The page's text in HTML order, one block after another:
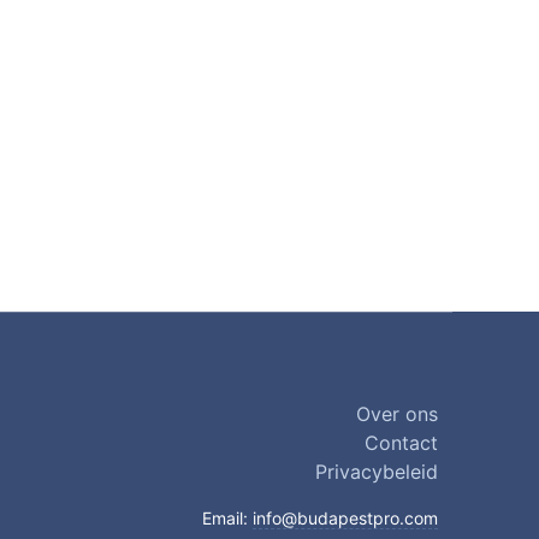
Over ons
Contact
Privacybeleid
Email: info@budapestpro.com